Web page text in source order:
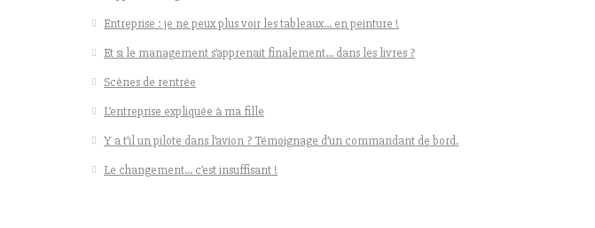
Entreprise : je ne peux plus voir les tableaux… en peinture !
Et si le management s’apprenait finalement… dans les livres ?
Scènes de rentrée
L’entreprise expliquée à ma fille
Y a t’il un pilote dans l’avion ? Témoignage d’un commandant de bord.
Le changement… c’est insuffisant !